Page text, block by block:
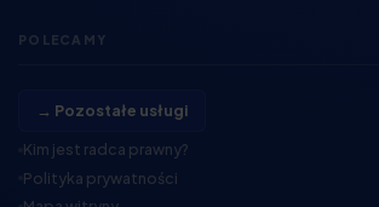
POLECAMY
→ Pozostałe usługi
Kim jest radca prawny?
Polityka prywatności